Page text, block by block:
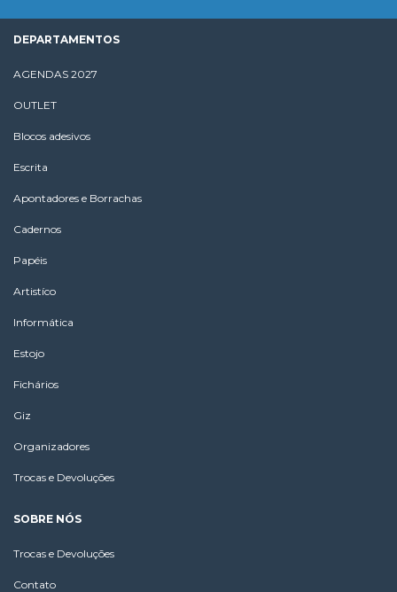
DEPARTAMENTOS
AGENDAS 2027
OUTLET
Blocos adesivos
Escrita
Apontadores e Borrachas
Cadernos
Papéis
Artistíco
Informática
Estojo
Fichários
Giz
Organizadores
Trocas e Devoluções
SOBRE NÓS
Trocas e Devoluções
Contato